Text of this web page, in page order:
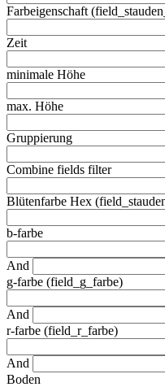
Farbeigenschaft
Zeit
minimale Höhe
max. Höhe
Gruppierung
Combine fields filter
Blütenfarbe Hex
b-farbe
And
g-farbe (field_g_farbe)
And
r-farbe (field_r_farbe)
And
Boden